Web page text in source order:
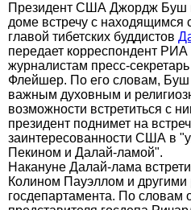
Президент США Джордж Буш
доме встречу с находящимся
главой тибетских буддистов
передает корреспондент
журналистам пресс-
Флейшер. По его словам, Буш
важным духовным и
возможности встретиться с
президент поднимет на
заинтересованности США в
Пекином и Далай-ламой".
Накануне Далай-лама
Колином Пауэллом и другими
госдепартамента. По словам